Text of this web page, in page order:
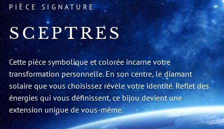
PIÈCE SIGNATURE
SCEPTRES
Cette pièce symbolique et colorée incarne votre
transformation personnelle. En son centre, le diamant
solaire que vous choisissez révèle votre identité. Reflet des
énergies qui vous définissent, ce bijou devient une
extension unique de vous-même.